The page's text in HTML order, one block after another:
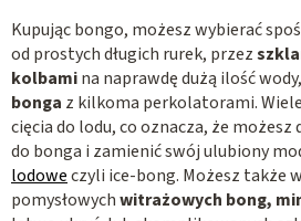
Kupując bongo, możesz wybierać
od prostych długich rurek, przez
kolbamina naprawdę dużą ilość
bonga z kilkoma perkolatorami.
cięcia do lodu, co oznacza, że
do bonga i zamienić swój ulubiony
lodoweczyli ice-bong. Możesz także
pomysłowychwitrażowych bong,